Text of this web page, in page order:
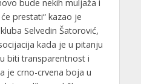
bude nekih muljaža i
prestati“ kazao je
Selvedin Šatorović,
kada je u pitanju
biti transparentnost i
je crno-crvena boja u